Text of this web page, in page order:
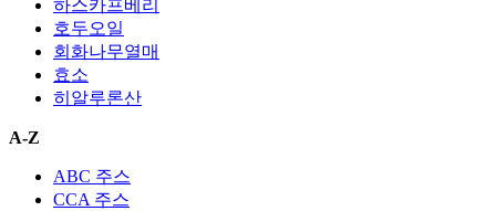
하스카프베리
호두오일
회화나무열매
효소
히알루론산
A-Z
ABC 주스
CCA 주스